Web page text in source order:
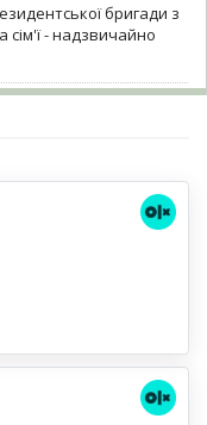
бригади з
- надзвичайно